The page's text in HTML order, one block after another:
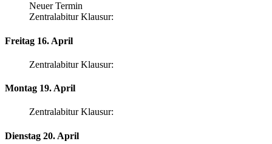
Neuer Termin
Zentralabitur Klausur:
Freitag 16. April
Zentralabitur Klausur:
Montag 19. April
Zentralabitur Klausur:
Dienstag 20. April